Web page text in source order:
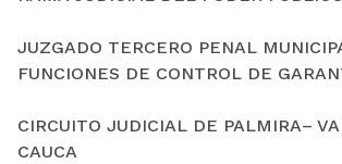
JUZGADO TERCERO PENAL
FUNCIONES DE CONTROL DE
CIRCUITO JUDICIAL DE PALMIRA–
CAUCA